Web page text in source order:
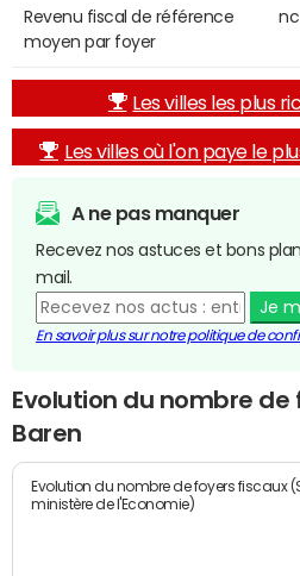
Revenu fiscal de référence
moyen par foyer
nc
Les villes les plus
Les villes où l'on paye le
A ne pas manquer
Recevez nos astuces et bons
mail.
Je
En savoir plus sur notre politique de
Evolution du nombre de
Baren
Evolution du nombre de foyers fiscaux
ministère de l'Economie)